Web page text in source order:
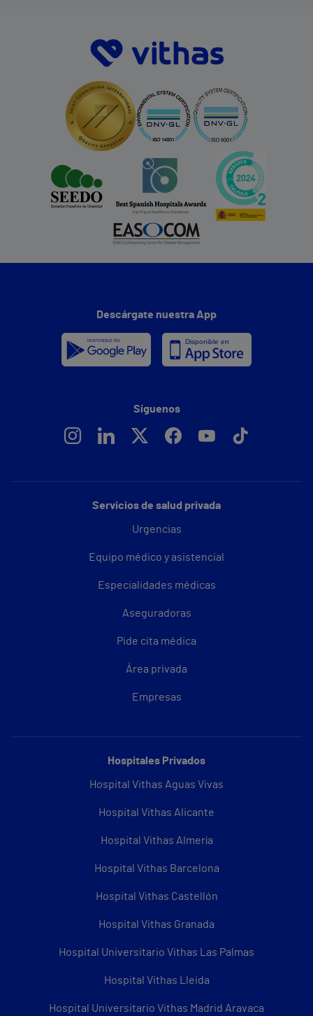
Servicios de salud privada
Urgencias
Equipo médico y asistencial
Especialidades médicas
Aseguradoras
Pide cita médica
Área privada
Empresas
Hospitales Privados
Hospital Vithas Aguas Vivas
Hospital Vithas Alicante
Hospital Vithas Almería
Hospital Vithas Barcelona
Hospital Vithas Castellón
Hospital Vithas Granada
Hospital Universitario Vithas Las Palmas
Hospital Vithas Lleida
Hospital Universitario Vithas Madrid Aravaca
Descárgate nuestra App
Síguenos